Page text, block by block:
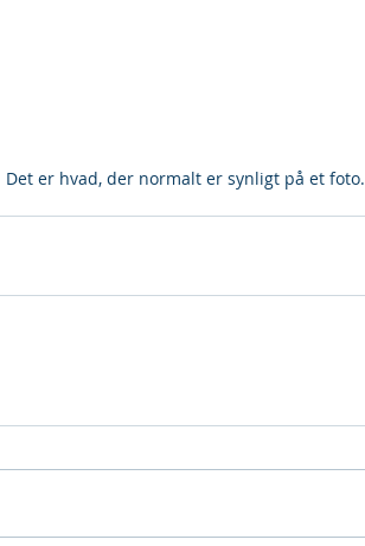
Det er hvad, der normalt er synligt på et foto.